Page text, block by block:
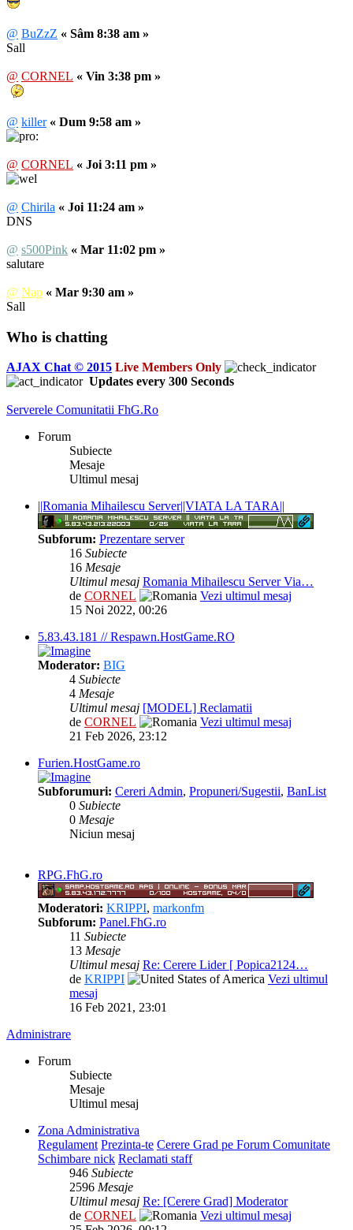
@ BuZzZ « Sâm 8:38 am »
Sall
@ CORNEL « Vin 3:38 pm »
@ killer « Dum 9:58 am »
@ CORNEL « Joi 3:11 pm »
@ Chirila « Joi 11:24 am »
DNS
@ s500Pink « Mar 11:02 pm »
salutare
@ Nap « Mar 9:30 am »
Sall
Who is chatting
AJAX Chat © 2015 Live Members Only
Updates every 300 Seconds
Serverele Comunitatii FhG.Ro
Forum
Subiecte
Mesaje
Ultimul mesaj
||Romania Mihailescu Server||VIATA LA TARA||
Subforum: Prezentare server
16 Subiecte
16 Mesaje
Ultimul mesaj Romania Mihailescu Server Via…
de CORNEL
Vezi ultimul mesaj
15 Noi 2022, 00:26
5.83.43.181 // Respawn.HostGame.RO
Moderator: BIG
4 Subiecte
4 Mesaje
Ultimul mesaj [MODEL] Reclamatii
de CORNEL
Vezi ultimul mesaj
21 Feb 2026, 23:12
Furien.HostGame.ro
Subforumuri: Cereri Admin, Propuneri/Sugestii, BanList
0 Subiecte
0 Mesaje
Niciun mesaj
RPG.FhG.ro
Moderatori: KRIPPI, markonfm
Subforum: Panel.FhG.ro
11 Subiecte
13 Mesaje
Ultimul mesaj Re: Cerere Lider [ Popica2124…
de KRIPPI
Vezi ultimul
mesaj
16 Feb 2021, 23:01
Administrare
Forum
Subiecte
Mesaje
Ultimul mesaj
Zona Administrativa
Regulament Prezinta-te Cerere Grad pe Forum Comunitate
Schimbare nick Reclamati staff
946 Subiecte
2596 Mesaje
Ultimul mesaj Re: [Cerere Grad] Moderator
de CORNEL
Vezi ultimul mesaj